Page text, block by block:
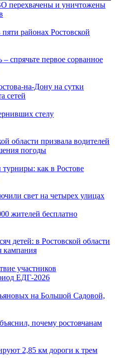
перехвачены и уничтожены
районах Ростовской
спрячьте первое сорванное
на-Дону на сутки
сетей
стелу
области призвала водителей
погоды
турниры: как в Ростове
свет на четырех улицах
жителей бесплатно
детей: в Ростовской области
кампания
участников
ЕДГ-2026
на Большой Садовой,
почему ростовчанам
2,85 км дороги к трем